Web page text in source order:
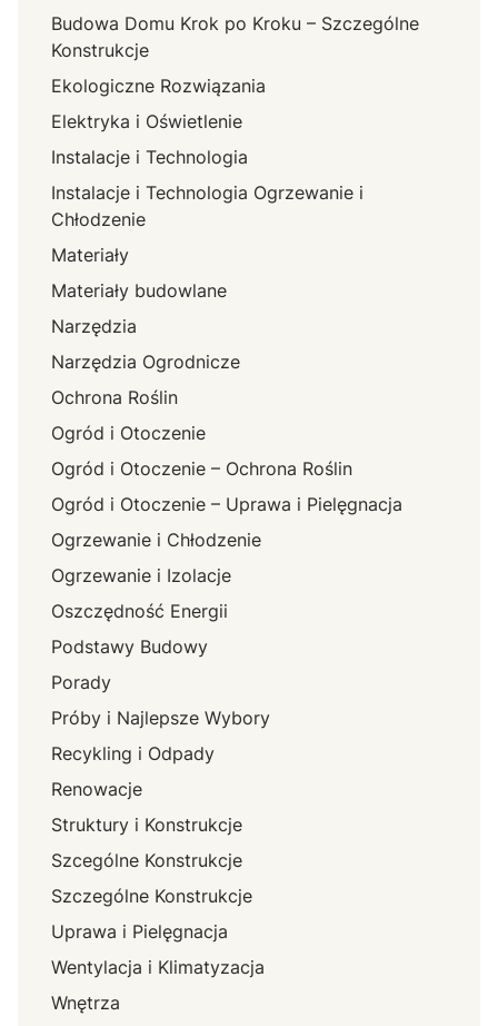
Budowa Domu Krok po Kroku – Szczególne
Konstrukcje
Ekologiczne Rozwiązania
Elektryka i Oświetlenie
Instalacje i Technologia
Instalacje i Technologia Ogrzewanie i
Chłodzenie
Materiały
Materiały budowlane
Narzędzia
Narzędzia Ogrodnicze
Ochrona Roślin
Ogród i Otoczenie
Ogród i Otoczenie – Ochrona Roślin
Ogród i Otoczenie – Uprawa i Pielęgnacja
Ogrzewanie i Chłodzenie
Ogrzewanie i Izolacje
Oszczędność Energii
Podstawy Budowy
Porady
Próby i Najlepsze Wybory
Recykling i Odpady
Renowacje
Struktury i Konstrukcje
Szcególne Konstrukcje
Szczególne Konstrukcje
Uprawa i Pielęgnacja
Wentylacja i Klimatyzacja
Wnętrza